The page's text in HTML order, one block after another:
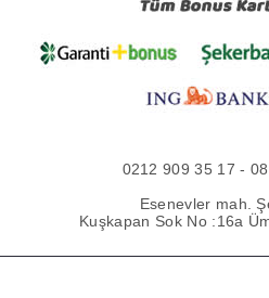
0212 909 35 17 -
Esenevler mah.
Kuşkapan Sok No :16a